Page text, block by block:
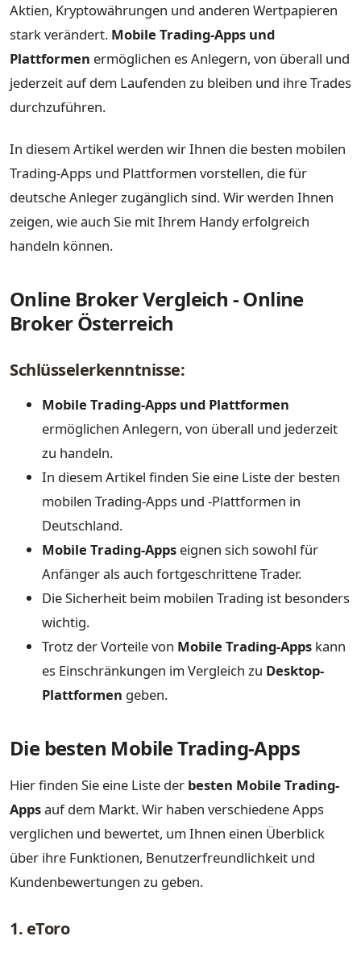
Aktien, Kryptowährungen und anderen Wertpapieren
stark verändert. Mobile Trading-Apps und
Plattformen ermöglichen es Anlegern, von überall und
jederzeit auf dem Laufenden zu bleiben und ihre Trades
durchzuführen.
In diesem Artikel werden wir Ihnen die besten mobilen
Trading-Apps und Plattformen vorstellen, die für
deutsche Anleger zugänglich sind. Wir werden Ihnen
zeigen, wie auch Sie mit Ihrem Handy erfolgreich
handeln können.
Online Broker Vergleich - Online
Broker Österreich
Schlüsselerkenntnisse:
Mobile Trading-Apps und Plattformen
ermöglichen Anlegern, von überall und jederzeit
zu handeln.
In diesem Artikel finden Sie eine Liste der besten
mobilen Trading-Apps und -Plattformen in
Deutschland.
Mobile Trading-Apps eignen sich sowohl für
Anfänger als auch fortgeschrittene Trader.
Die Sicherheit beim mobilen Trading ist besonders
wichtig.
Trotz der Vorteile von Mobile Trading-Apps kann
es Einschränkungen im Vergleich zu Desktop-
Plattformen geben.
Die besten Mobile Trading-Apps
Hier finden Sie eine Liste der besten Mobile Trading-
Appsauf dem Markt. Wir haben verschiedene Apps
verglichen und bewertet, um Ihnen einen Überblick
über ihre Funktionen, Benutzerfreundlichkeit und
Kundenbewertungen zu geben.
1. eToro